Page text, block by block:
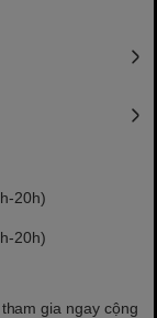
20h)
20h)
gia ngay cộng